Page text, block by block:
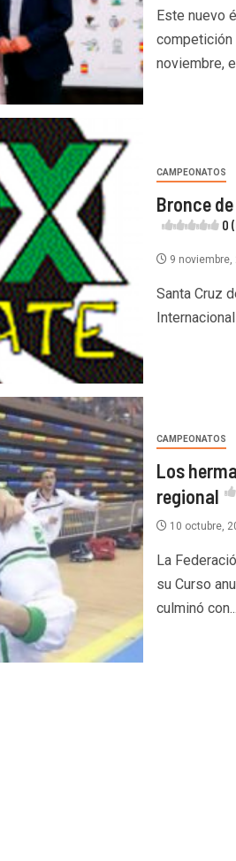
Este nuevo
competición
noviembre,
CAMPEONATOS
Bronce
0
9 noviembre,
Santa Cruz
CAMPEONATOS
Los
regional
10 octubre,
La
su Curso
culminó con...